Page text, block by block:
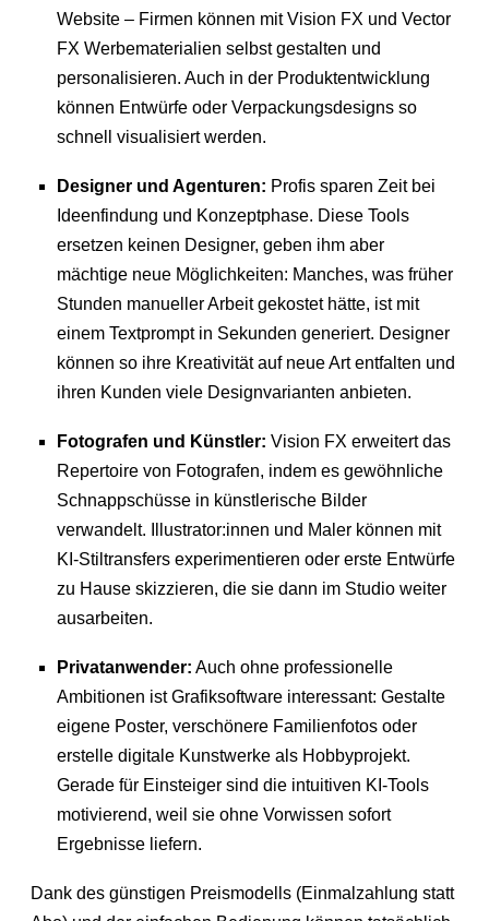
Website – Firmen können mit Vision FX und Vector
FX Werbematerialien selbst gestalten und
personalisieren. Auch in der Produktentwicklung
können Entwürfe oder Verpackungsdesigns so
schnell visualisiert werden.
Designer und Agenturen: Profis sparen Zeit bei
Ideenfindung und Konzeptphase. Diese Tools
ersetzen keinen Designer, geben ihm aber
mächtige neue Möglichkeiten: Manches, was früher
Stunden manueller Arbeit gekostet hätte, ist mit
einem Textprompt in Sekunden generiert. Designer
können so ihre Kreativität auf neue Art entfalten und
ihren Kunden viele Designvarianten anbieten.
Fotografen und Künstler: Vision FX erweitert das
Repertoire von Fotografen, indem es gewöhnliche
Schnappschüsse in künstlerische Bilder
verwandelt. Illustrator:innen und Maler können mit
KI-Stiltransfers experimentieren oder erste Entwürfe
zu Hause skizzieren, die sie dann im Studio weiter
ausarbeiten.
Privatanwender: Auch ohne professionelle
Ambitionen ist Grafiksoftware interessant: Gestalte
eigene Poster, verschönere Familienfotos oder
erstelle digitale Kunstwerke als Hobbyprojekt.
Gerade für Einsteiger sind die intuitiven KI-Tools
motivierend, weil sie ohne Vorwissen sofort
Ergebnisse liefern.
Dank des günstigen Preismodells (Einmalzahlung statt